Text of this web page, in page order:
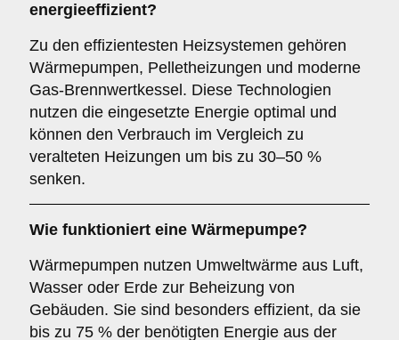
energieeffizient?
Zu den effizientesten Heizsystemen gehören
Wärmepumpen, Pelletheizungen und moderne
Gas-Brennwertkessel. Diese Technologien
nutzen die eingesetzte Energie optimal und
können den Verbrauch im Vergleich zu
veralteten Heizungen um bis zu 30–50 %
senken.
Wie funktioniert eine Wärmepumpe?
Wärmepumpen nutzen Umweltwärme aus Luft,
Wasser oder Erde zur Beheizung von
Gebäuden. Sie sind besonders effizient, da sie
bis zu 75 % der benötigten Energie aus der